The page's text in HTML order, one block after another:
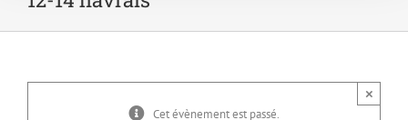
Cet évènement est passé.
×